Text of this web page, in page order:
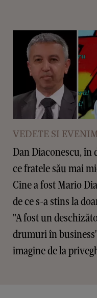
VEDETE SI
Dan Diaconescu, în
ce fratele său mai
Cine a fost Mario
de ce s-a stins la
"A fost un
drumuri în
imagine de la